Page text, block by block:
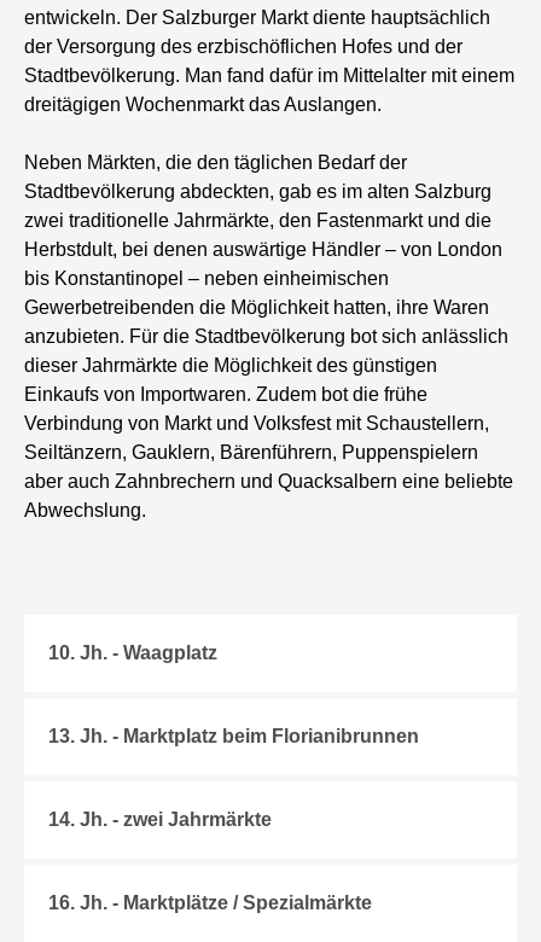
entwickeln. Der Salzburger Markt diente hauptsächlich
der Versorgung des erzbischöflichen Hofes und der
Stadtbevölkerung. Man fand dafür im Mittelalter mit einem
dreitägigen Wochenmarkt das Auslangen.
Neben Märkten, die den täglichen Bedarf der
Stadtbevölkerung abdeckten, gab es im alten Salzburg
zwei traditionelle Jahrmärkte, den Fastenmarkt und die
Herbstdult, bei denen auswärtige Händler – von London
bis Konstantinopel – neben einheimischen
Gewerbetreibenden die Möglichkeit hatten, ihre Waren
anzubieten. Für die Stadtbevölkerung bot sich anlässlich
dieser Jahrmärkte die Möglichkeit des günstigen
Einkaufs von Importwaren. Zudem bot die frühe
Verbindung von Markt und Volksfest mit Schaustellern,
Seiltänzern, Gauklern, Bärenführern, Puppenspielern
aber auch Zahnbrechern und Quacksalbern eine beliebte
Abwechslung.
10. Jh. - Waagplatz
13. Jh. - Marktplatz beim Florianibrunnen
14. Jh. - zwei Jahrmärkte
16. Jh. - Marktplätze / Spezialmärkte